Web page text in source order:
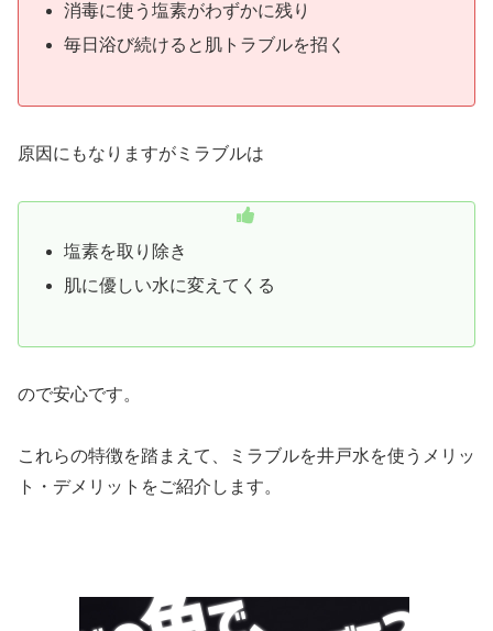
消毒に使う塩素がわずかに残り
毎日浴び続けると肌トラブルを招く
原因にもなりますがミラブルは
塩素を取り除き
肌に優しい水に変えてくる
ので安心です。
これらの特徴を踏まえて、ミラブルを井戸水を使うメリッ
ト・デメリットをご紹介します。